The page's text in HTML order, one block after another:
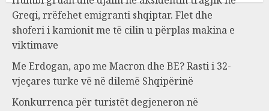
Greqi, rrëfehet emigranti shqiptar. Flet dhe
shoferi i kamionit me të cilin u përplas makina e
viktimave
Me Erdogan, apo me Macron dhe BE? Rasti i 32-
vjeçares turke vë në dilemë Shqipërinë
Konkurrenca për turistët degjeneron në